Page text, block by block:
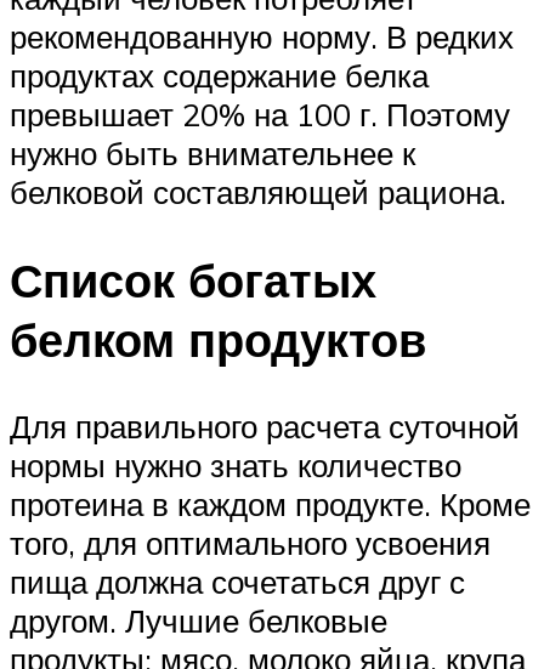
рекомендованную норму. В редких
продуктах содержание белка
превышает 20% на 100 г. Поэтому
нужно быть внимательнее к
белковой составляющей рациона.
Список богатых
белком продуктов
Для правильного расчета суточной
нормы нужно знать количество
протеина в каждом продукте. Кроме
того, для оптимального усвоения
пища должна сочетаться друг с
другом. Лучшие белковые
продукты: мясо, молоко яйца, крупа